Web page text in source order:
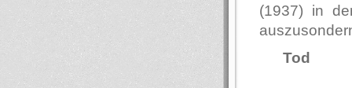
(1937) in
Tod